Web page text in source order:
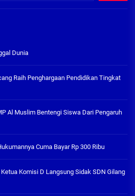
Dunia
Raih Penghargaan Pendidikan Tingkat
Al Muslim Bentengi Siswa Dari Pengaruh
Cuma Bayar Rp 300 Ribu
Komisi D Langsung Sidak SDN Gilang